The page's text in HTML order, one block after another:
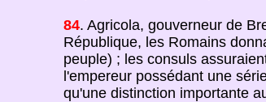
84. Agricola, gouverneur de
République, les Romains
peuple) ; les consuls
l'empereur possédant une
qu'une distinction importante